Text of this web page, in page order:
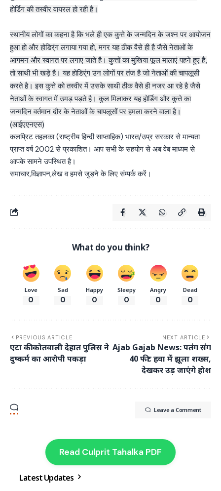
होर्डिग की तस्वीर वायरल हो रही है।
स्थानीय लोगों का कहना है कि भले ही एक कुत्ते के जन्मदिन के जश्न पर आयोजन
हुआ हो और होडिर्ंग लगाया गया हो, मगर यह ठीक वैसे ही है जैसे नेताओं के
आगमन और स्वागत पर लगाए जाते है। कुत्तों का मुखिया फूल मालाएं पहने हुए है,
तो साथी भी खड़े है। यह होडिर्ंग उन लोगों पर तंज है जो नेताओं की चापलूसी
करते है। इस कुत्ते को तस्वीर में उसके साथी ठीक वैसे ही नजर आ रहे है जैसे
नेताओं के स्वागत में उमड़ पड़ते है। कुल मिलाकर यह होर्डिग और कुत्ते का
जन्मदिन वर्तमान दौर के नेताओं के चापलूसों पर हमला करने वाला है।
(आईएएनएस)
कलप्रिट तहलका (राष्ट्रीय हिन्दी साप्ताहिक) भारत/उप्र सरकार से मान्यता
प्राप्त वर्ष 2002 से प्रकाशित। आप सभी के सहयोग से अब वेब माध्यम से
आपके सामने उपस्थित है।
समाचार,विज्ञापन,लेख व हमसे जुड़ने के लिए संम्पर्क करें।
What do you think?
Love
0
Sad
0
Happy
0
Sleepy
0
Angry
0
Dead
0
PREVIOUS ARTICLE
एटा की कोतवाली देहात पुलिस ने
दुष्कर्म का आरोपी पकड़ा
NEXT ARTICLE
Ajab Gajab News: पतंग संग
40 फीट हवा में झूला शख्स,
देखकर उड़ जाएंगे होश
Leave a Comment
Read Culprit Tahalka PDF
Latest Updates